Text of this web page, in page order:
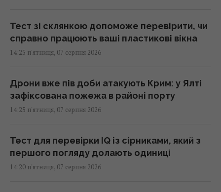
Тест зі склянкою допоможе перевірити, чи
справно працюють ваші пластикові вікна
14:25 п'ятниця, 07 серпня 2026
Дрони вже пів доби атакують Крим: у Ялті
зафіксована пожежа в районі порту
14:25 п'ятниця, 07 серпня 2026
Тест для перевірки IQ із сірниками, який з
першого погляду долають одиниці
14:20 п'ятниця, 07 серпня 2026